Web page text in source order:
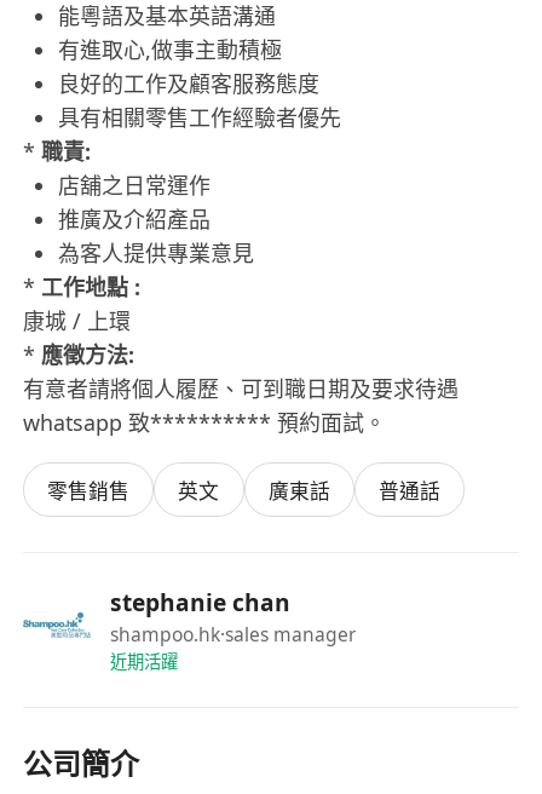
能粵語及基本英語溝通
有進取心,做事主動積極
良好的工作及顧客服務態度
具有相關零售工作經驗者優先
*職責:
店舖之日常運作
推廣及介紹產品
為客人提供專業意見
* 工作地點 :
康城 / 上環
*應徵方法:
有意者請將個人履歷、可到職日期及要求待遇
whatsapp 致********** 預約面試。
零售銷售 英文 廣東話 普通話
stephanie chan
shampoo.hk·sales manager
近期活躍
公司簡介